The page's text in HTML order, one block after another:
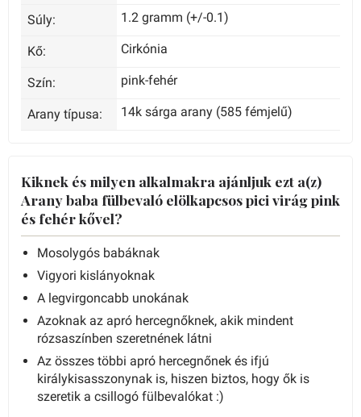
Súly: 1.2 gramm (+/-0.1)
Kő: Cirkónia
Szín: pink-fehér
Arany típusa: 14k sárga arany (585 fémjelű)
Kiknek és milyen alkalmakra ajánljuk ezt a(z)
Arany baba fülbevaló elölkapcsos pici virág pink
és fehér kővel?
Mosolygós babáknak
Vigyori kislányoknak
A legvirgoncabb unokának
Azoknak az apró hercegnőknek, akik mindent
rózsaszínben szeretnének látni
Az összes többi apró hercegnőnek és ifjú
királykisasszonynak is, hiszen biztos, hogy ők is
szeretik a csillogó fülbevalókat :)